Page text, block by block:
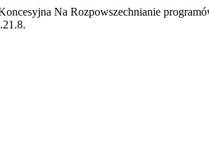
Na Rozpowszechnianie